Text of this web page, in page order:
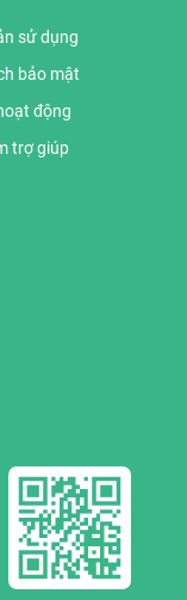
sử dụng
bảo mật
động
trợ giúp